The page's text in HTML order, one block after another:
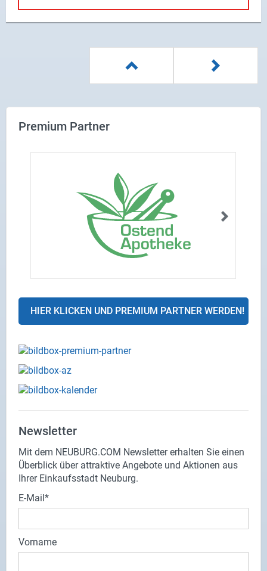
Premium Partner
HIER KLICKEN UND PREMIUM PARTNER WERDEN!
Newsletter
Mit dem NEUBURG.COM Newsletter erhalten Sie einen
Überblick über attraktive Angebote und Aktionen aus
Ihrer Einkaufsstadt Neuburg.
E-Mail
Vorname